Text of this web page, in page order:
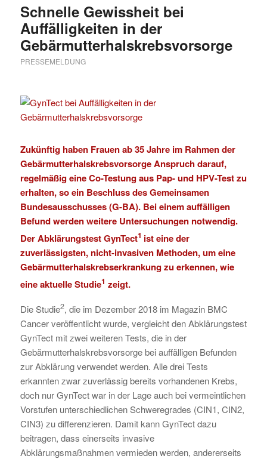
Schnelle Gewissheit bei
Auffälligkeiten in der
Gebärmutterhalskrebsvorsorge
PRESSEMELDUNG
Zukünftig haben Frauen ab 35 Jahre im Rahmen der
Gebärmutterhalskrebsvorsorge Anspruch darauf,
regelmäßig eineCo-Testung aus Pap- und HPV-Testzu
erhalten, so ein Beschluss des Gemeinsamen
Bundesausschusses (G-BA). Bei einem auffälligen
Befund werden weitere Untersuchungen notwendig.
Der Abklärungstest GynTect1 ist eine der
zuverlässigsten, nicht-invasiven Methoden, um eine
Gebärmutterhalskrebserkrankung zu erkennen, wie
eine aktuelle Studie1 zeigt.
Die Studie2, die im Dezember 2018 im Magazin BMC
Cancer veröffentlicht wurde, vergleicht den Abklärungstest
GynTect mit zwei weiteren Tests, die in der
Gebärmutterhalskrebsvorsorge bei auffälligen Befunden
zur Abklärung verwendet werden. Alle drei Tests
erkannten zwar zuverlässig bereits vorhandenen Krebs,
doch nur GynTect war in der Lage auch bei vermeintlichen
Vorstufen unterschiedlichen Schweregrades (CIN1, CIN2,
CIN3) zu differenzieren. Damit kann GynTect dazu
beitragen, dass einerseits invasive
Abklärungsmaßnahmen vermieden werden, andererseits